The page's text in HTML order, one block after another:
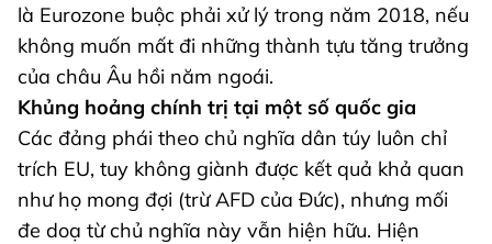
là Eurozone buộc phải xử lý trong năm 2018, nếu
không muốn mất đi những thành tựu tăng trưởng
của châu Âu hồi năm ngoái.
Khủng hoảng chính trị tại một số quốc gia
Các đảng phái theo chủ nghĩa dân túy luôn chỉ
trích EU, tuy không giành được kết quả khả quan
như họ mong đợi (trừ AFD của Đức), nhưng mối
đe doạ từ chủ nghĩa này vẫn hiện hữu. Hiện